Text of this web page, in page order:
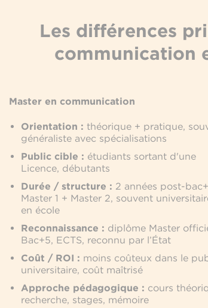
Les différences
communication
Master en communication
Orientation : théorique + pratique,
généraliste avec spécialisations
Public cible : étudiants sortant d'une
Licence, débutants
Durée / structure : 2 années post-
Master 1 + Master 2, souvent
en école
Reconnaissance : diplôme Master
Bac+5, ECTS, reconnu par l’État
Coût / ROI : moins coûteux dans le
universitaire, coût maîtrisé
Approche pédagogique : cours
recherche, stages, mémoire